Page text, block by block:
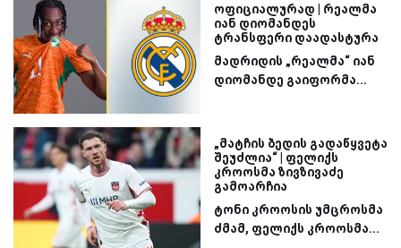
ოფიციალურად | რეალმა
იან დიომანდეს
ტრანსფერი დაადასტურა
მადრიდის „რეალმა“ იან
დიომანდე გაიფორმა...
„მატჩის ბედის გადაწყვეტა
შეუძლია“ | ფელიქს
კროოსმა ზივზივაძე
გამოარჩია
ტონი კროოსის უმცროსმა
ძმამ, ფელიქს კროოსმა...